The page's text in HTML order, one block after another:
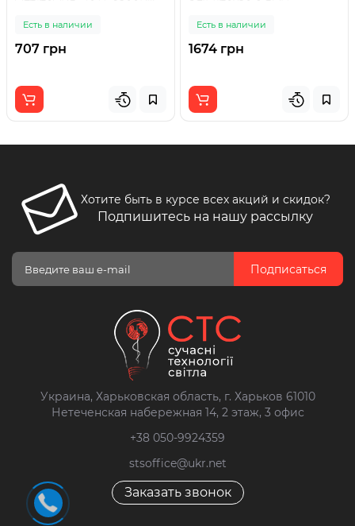
Есть в наличии
707 грн
Есть в наличии
1674 грн
Хотите быть в курсе всех акций и скидок?
Подпишитесь на нашу рассылку
Подписаться
Украина, Харьковская область, г. Харьков 61010
Нетеченская набережная 14, 2 этаж, 3 офис
+38 050-9924359
stsoffice@ukr.net
Заказать звонок